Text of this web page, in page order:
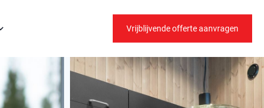
Vrijblijvende offerte aanvragen